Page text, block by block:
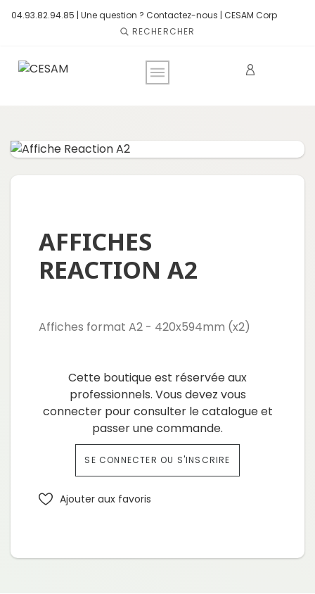
04.93.82.94.85 |Une question ? Contactez-nous |CESAM Corp
RECHERCHER
AFFICHES
REACTION A2
Affiches format A2 - 420x594mm (x2)
Cette boutique est réservée aux
professionnels. Vous devez vous
connecter pour consulter le catalogue et
passer une commande.
SE CONNECTER OU S'INSCRIRE
Ajouter aux favoris